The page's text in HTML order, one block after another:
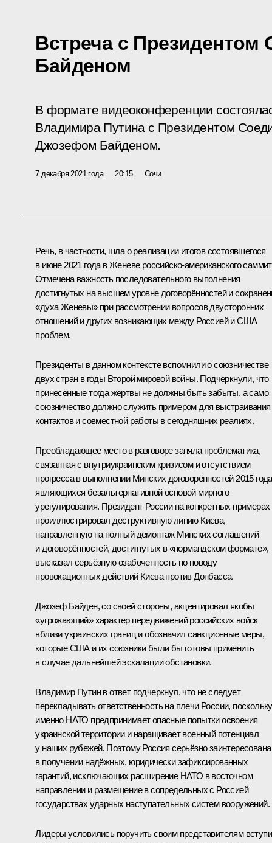
Встреча с
Байденом
В формате видеоконференции
Владимира Путина с Президентом
Джозефом Байденом.
7 декабря 2021 года 20:15 Сочи
Речь, в частности, шла о реализации итогов состоявшегося
в июне 2021 года в Женеве российско-американского
Отмечена важность последовательного выполнения
достигнутых на высшем уровне договорённостей и
«духа Женевы» при рассмотрении вопросов двусторонних
отношений и других возникающих между Россией и США
проблем.
Президенты в данном контексте вспомнили о союзничестве
двух стран в годы Второй мировой войны. Подчеркнули, что
принесённые тогда жертвы не должны быть забыты, а само
союзничество должно служить примером для выстраивания
контактов и совместной работы в сегодняшних реалиях.
Преобладающее место в разговоре заняла проблематика,
связанная с внутриукраинским кризисом и отсутствием
прогресса в выполнении Минских договорённостей 2015
являющихся безальтернативной основой мирного
урегулирования. Президент России на конкретных примерах
проиллюстрировал деструктивную линию Киева,
направленную на полный демонтаж Минских соглашений
и договорённостей, достигнутых в «нормандском формате»,
высказал серьёзную озабоченность по поводу
провокационных действий Киева против Донбасса.
Джозеф Байден, со своей стороны, акцентировал якобы
«угрожающий» характер передвижений российских войск
вблизи украинских границ и обозначил санкционные меры,
которые США и их союзники были бы готовы применить
в случае дальнейшей эскалации обстановки.
Владимир Путин в ответ подчеркнул, что не следует
перекладывать ответственность на плечи России, поскольку
именно НАТО предпринимает опасные попытки освоения
украинской территории и наращивает военный потенциал
у наших рубежей. Поэтому Россия серьёзно заинтересована
в получении надёжных, юридически зафиксированных
гарантий, исключающих расширение НАТО в восточном
направлении и размещение в сопредельных с Россией
государствах ударных наступательных систем вооружений.
Лидеры условились поручить своим представителям